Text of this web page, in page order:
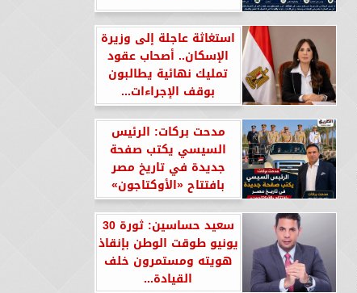
استغاثة عاجلة إلى وزيرة
الإسكان.. أصحاب عقود
تمليك نهائية يطالبون
بوقف الإجراءات...
مدحت بركات: الرئيس
السيسي يكتب صفحة
جديدة في تاريخ مصر
بافتتاح «الأوكتاجون»
سعيد حساسين: ثورة 30
يونيو طوقت الوطن بإنقاذ
هويته ومستمرون خلف
القيادة...